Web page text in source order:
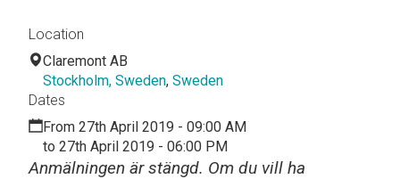
Anmälningen är stängd. Om du vill ha
Location
Claremont AB
Stockholm, Sweden, Sweden
Dates
From 27th April 2019 - 09:00 AM
to 27th April 2019 - 06:00 PM